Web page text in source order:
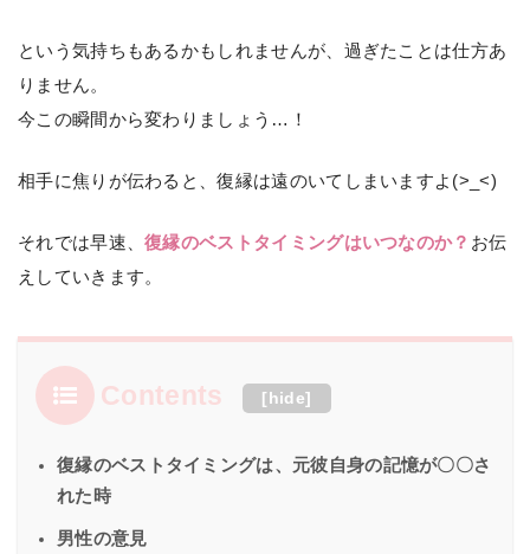
という気持ちもあるかもしれませんが、過ぎたことは仕方あ
りません。
今この瞬間から変わりましょう…！
相手に焦りが伝わると、復縁は遠のいてしまいますよ(>_<)
それでは早速、復縁のベストタイミングはいつなのか？ お伝
えしていきます。
Contents [hide]
復縁のベストタイミングは、元彼自身の記憶が〇〇さ
れた時
男性の意見